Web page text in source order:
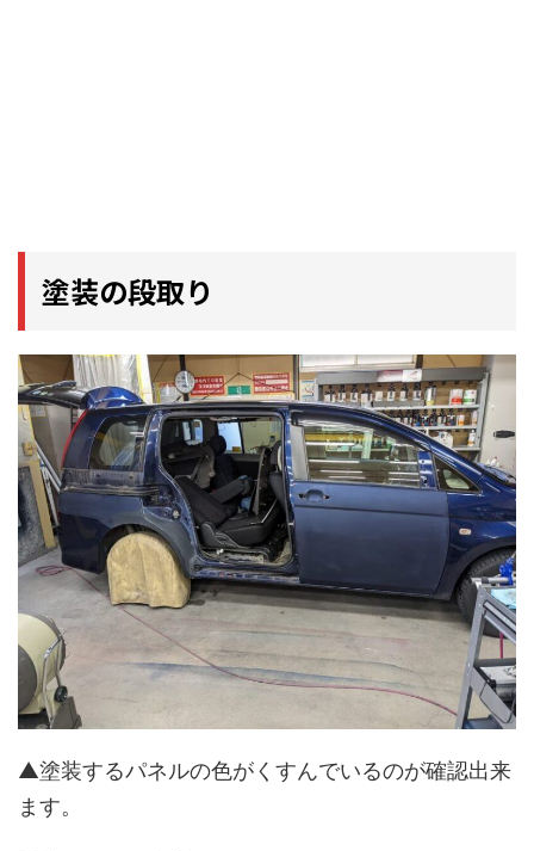
塗装の段取り
▲塗装するパネルの色がくすんでいるのが確認出来
ます。